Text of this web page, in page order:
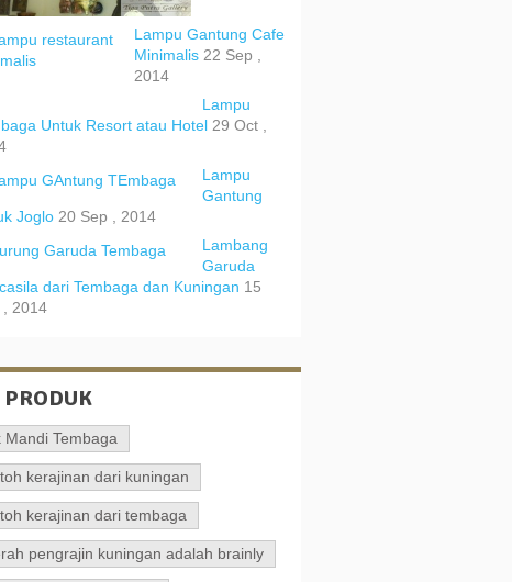
Lampu Gantung Cafe
Minimalis 22 Sep ,
2014
Lampu
Untuk Resort atau Hotel 29 Oct ,
Lampu
Gantung
Joglo 20 Sep , 2014
Lambang
Garuda
dari Tembaga dan Kuningan 15
, 2014
PRODUK
Mandi Tembaga
kerajinan dari kuningan
kerajinan dari tembaga
pengrajin kuningan adalah brainly